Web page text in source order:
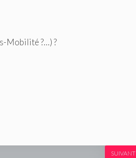
Mobilité ?…) ?
SUIVANT